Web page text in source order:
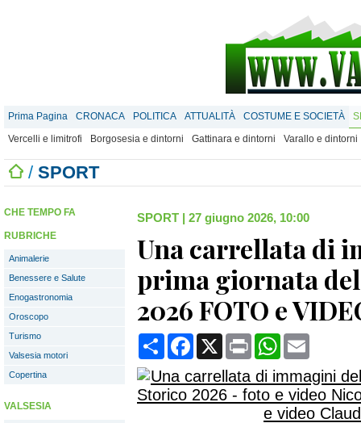
Prima Pagina CRONACA POLITICA ATTUALITÀ COSTUME E SOCIETÀ
Vercelli e limitrofi
Borgosesia e dintorni Gattinara e dintorni Varallo e dintorni
/ SPORT
CHE TEMPO FA
RUBRICHE
Animalerie
Benessere e Salute
Enogastronomia
Oroscopo
Turismo
Valsesia motori
Copertina
VALSESIA
SPORT | 27 giugno 2026, 10:00
Una carrellata di
prima giornata
2026 FOTO e
CondividiFacebook
X Print WhatsApp